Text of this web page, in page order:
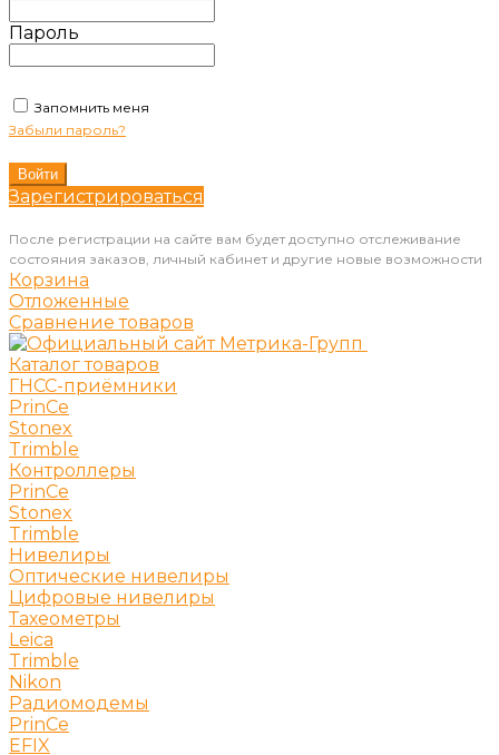
Пароль
Запомнить меня
Забыли пароль?
Зарегистрироваться
После регистрации на сайте вам будет доступно отслеживание
состояния заказов, личный кабинет и другие новые возможности
Корзина
Отложенные
Сравнение товаров
Каталог товаров
ГНСС-приёмники
PrinCe
Stonex
Trimble
Контроллеры
PrinCe
Stonex
Trimble
Нивелиры
Оптические нивелиры
Цифровые нивелиры
Тахеометры
Leica
Trimble
Nikon
Радиомодемы
PrinCe
EFIX